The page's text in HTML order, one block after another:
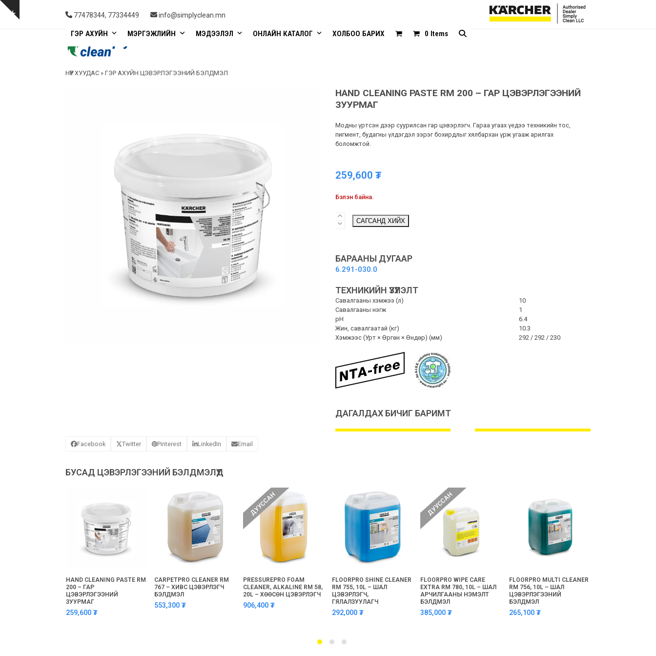
Skip
Show
77478344, 77334449 info@simplyclean.mn
ГЭР АХУЙН МЭРГЭЖЛИЙН МЭДЭЭЛЭЛ ОНЛАЙН КАТАЛОГ ХОЛБОО БАРИХ 0 Items
НҮҮР ХУУДАС »ГЭР АХУЙН ЦЭВЭРЛЭГЭЭНИЙ БЭЛДМЭЛ
HAND CLEANING PASTE RM 200 – ГАР ЦЭВЭРЛЭГЭЭНИЙ
ЗУУРМАГ
Модны үртсэн дээр суурилсан гар цэвэрлэгч. Гараа угаах үедээ техникийн тос,
пигмент, будагны үлдэгдэл зэрэг бохирдлыг хялбархан үрж угааж арилгах
боломжтой.
259,600 ₮
Бэлэн байна.
HAND
CLEANING
200
-
Гар
зуурмаг
quantity
САГСАНД ХИЙХ
БАРААНЫ ДУГААР
6.291-030.0
ТЕХНИКИЙН ҮЗҮҮЛЭЛТ
Савалгааны хэмжээ (л)
10
Савалгааны нэгж
1
pH
6.4
Жин, савалгаатай (кг)
10.3
Хэмжээс (Урт × Өргөн × Өндөр) (мм)
292 / 292 / 230
ДАГАЛДАХ БИЧИГ БАРИМТ
Facebook Twitter Pinterest LinkedIn Email
БУСАД ЦЭВЭРЛЭГЭЭНИЙ БЭЛДМЭЛҮҮД
carousel
navigation
buttons
HAND CLEANING PASTE RM
200 – ГАР
ЦЭВЭРЛЭГЭЭНИЙ
ЗУУРМАГ
259,600 ₮
CARPETPRO CLEANER RM
767 – ХИВС ЦЭВЭРЛЭГЧ
БЭЛДМЭЛ
553,300₮
ДУУССАН
PRESSUREPRO FOAM
CLEANER, ALKALINE RM 58,
20L – ХӨӨСӨН ЦЭВЭРЛЭГЧ
906,400 ₮
FLOORPRO SHINE CLEANER
RM 755, 10L – ШАЛ
ЦЭВЭРЛЭГЧ,
ГЯЛАЛЗУУЛАГЧ
292,000 ₮
ДУУССАН
FLOORPRO WIPE CARE
EXTRA RM 780, 10L – ШАЛ
АРЧИЛГААНЫ НЭМЭЛТ
БЭЛДМЭЛ
385,000₮
FLOORPRO MULTI CLEANER
RM 756, 10L – ШАЛ
ЦЭВЭРЛЭГЭЭНИЙ
БЭЛДМЭЛ
265,100₮